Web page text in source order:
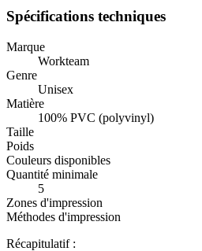
Spécifications techniques
Marque
Workteam
Genre
Unisex
Matière
100% PVC (polyvinyl)
Taille
Poids
Couleurs disponibles
Quantité minimale
5
Zones d'impression
Méthodes d'impression
Récapitulatif :